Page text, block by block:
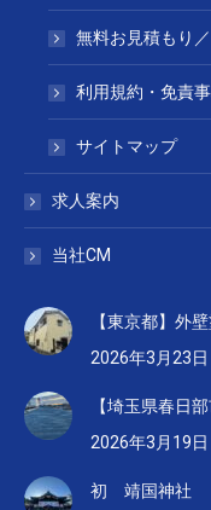
無料お見積もり
利用規約・免責
サイトマップ
求人案内
当社CM
【東京都】外
2026年3月23日
【埼玉県春日
2026年3月19日
初 靖国神社